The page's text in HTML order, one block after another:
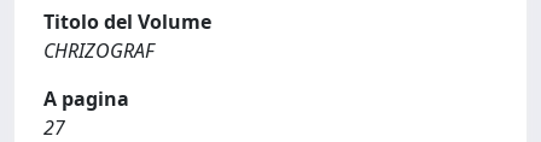
Titolo del Volume
CHRIZOGRAF
A pagina
27